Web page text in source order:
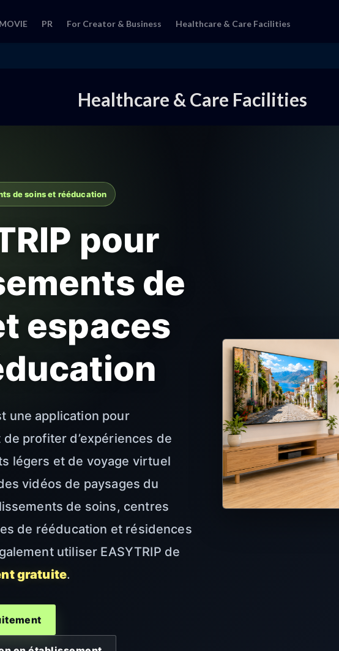
MOVIE PR For Creator & Business Healthcare & Care Facilities
Healthcare & Care Facilities
de soins et rééducation
pour
de
espaces
une application pour
profiter d’expériences de
légers et de voyage virtuel
vidéos de paysages du
de soins, centres
de rééducation et résidences
utiliser EASYTRIP de
gratuite.